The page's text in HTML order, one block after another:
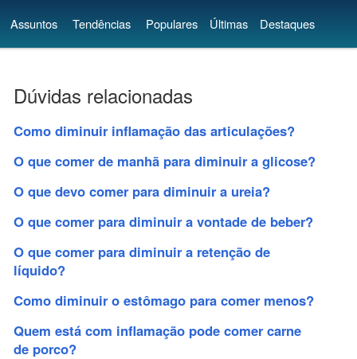
Assuntos Tendências Populares Últimas Destaques
Dúvidas relacionadas
Como diminuir inflamação das articulações?
O que comer de manhã para diminuir a glicose?
O que devo comer para diminuir a ureia?
O que comer para diminuir a vontade de beber?
O que comer para diminuir a retenção de
líquido?
Como diminuir o estômago para comer menos?
Quem está com inflamação pode comer carne
de porco?